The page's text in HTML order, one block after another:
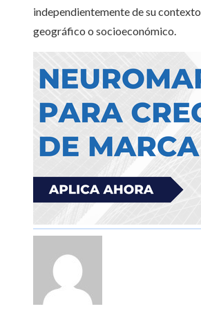
independientemente de su contexto
geográfico o socioeconómico.